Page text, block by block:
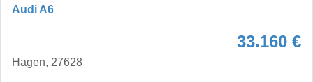
Audi A6
33.160 €
Hagen, 27628